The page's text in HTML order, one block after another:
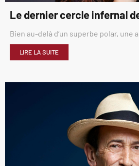
Le dernier cercle infernal
Bien au-delà d’un superbe polar, une
LIRE LA SUITE